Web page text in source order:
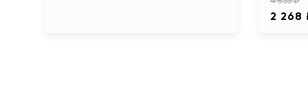
2 268